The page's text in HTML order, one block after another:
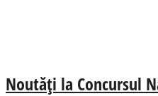
Noutăți la Concursul